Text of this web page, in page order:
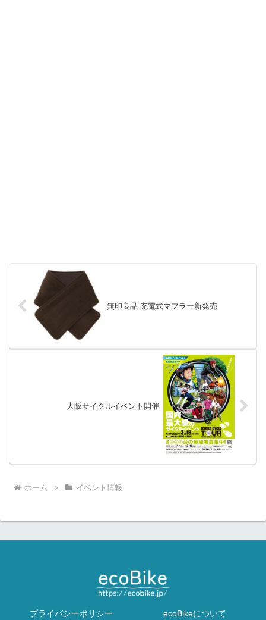
無印良品 充電式マフラー新発売
大阪サイクルイベント開催
ホーム イベント情報
プライバシーポリシー ecoBikeについて